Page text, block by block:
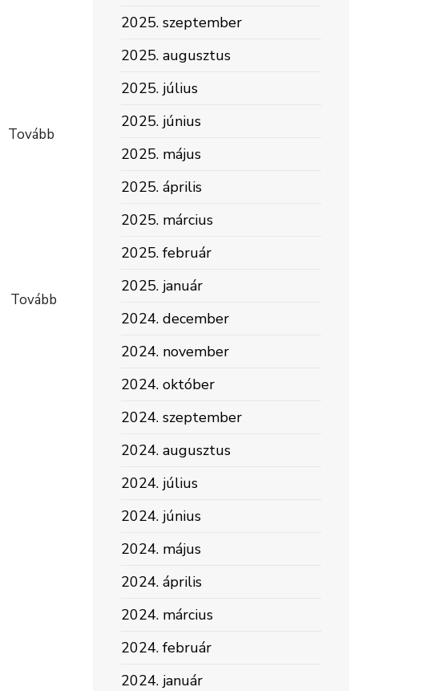
Tovább
Tovább
2025. szeptember
2025. augusztus
2025. július
2025. június
2025. május
2025. április
2025. március
2025. február
2025. január
2024. december
2024. november
2024. október
2024. szeptember
2024. augusztus
2024. július
2024. június
2024. május
2024. április
2024. március
2024. február
2024. január